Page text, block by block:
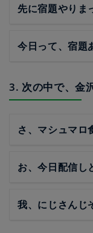
先に宿題やりま
今日って、宿題
3. 次の中で、金
さ、マシュマロ
お、今日配信し
我、にじさんじ